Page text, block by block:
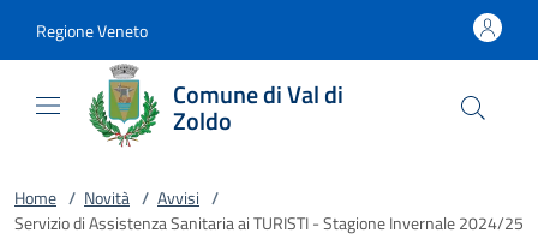
Regione Veneto
Comune di Val di
Zoldo
Home / Novità / Avvisi /
Servizio di Assistenza Sanitaria ai TURISTI - Stagione Invernale 2024/25